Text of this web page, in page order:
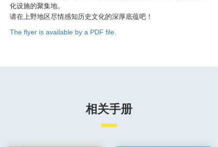
化设施的聚集地。
请在上野地区尽情感知历史文化的深厚底蕴吧！
The flyer is available by a PDF file.
相关手册